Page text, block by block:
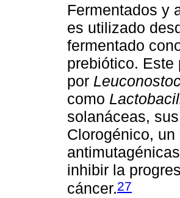
Fermentados y
es utilizado
fermentado
prebiótico. Este
por
como
solanáceas,
Clorogénico,
inhibir la
cáncer.27